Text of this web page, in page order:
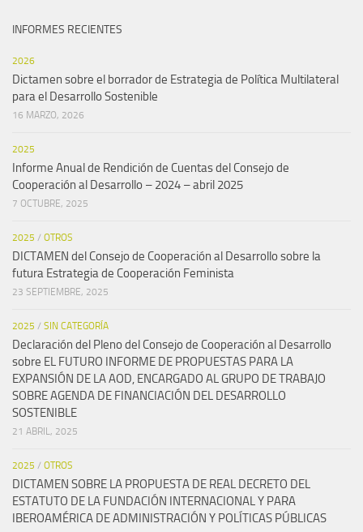
INFORMES RECIENTES
2026
Dictamen sobre el borrador de Estrategia de Política Multilateral
para el Desarrollo Sostenible
16 MARZO, 2026
2025
Informe Anual de Rendición de Cuentas del Consejo de
Cooperación al Desarrollo – 2024 – abril 2025
7 OCTUBRE, 2025
2025 / OTROS
DICTAMEN del Consejo de Cooperación al Desarrollo sobre la
futura Estrategia de Cooperación Feminista
23 SEPTIEMBRE, 2025
2025 / SIN CATEGORÍA
Declaración del Pleno del Consejo de Cooperación al Desarrollo
sobre EL FUTURO INFORME DE PROPUESTAS PARA LA
EXPANSIÓN DE LA AOD, ENCARGADO AL GRUPO DE TRABAJO
SOBRE AGENDA DE FINANCIACIÓN DEL DESARROLLO
SOSTENIBLE
21 ABRIL, 2025
2025 / OTROS
DICTAMEN SOBRE LA PROPUESTA DE REAL DECRETO DEL
ESTATUTO DE LA FUNDACIÓN INTERNACIONAL Y PARA
IBEROAMÉRICA DE ADMINISTRACIÓN Y POLÍTICAS PÚBLICAS